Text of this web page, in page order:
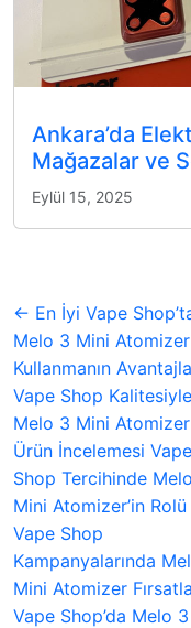
Ankara’da
Mağazalar ve
Eylül 15, 2025
← En İyi Vape
Melo 3 Mini Atomizer
Kullanmanın
Vape Shop Kalitesiyle
Melo 3 Mini Atomizer
Ürün İncelemesi Vape
Shop Tercihinde
Mini Atomizer’in Rolü
Vape Shop
Kampanyalarında
Mini Atomizer
Vape Shop’da Melo